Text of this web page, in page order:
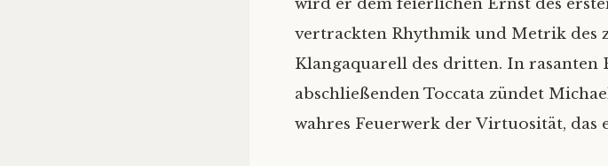
wird er dem feierlichen Ernst des
vertrackten Rhythmik und Metrik des
Klangaquarell des dritten. In rasanten
abschließenden Toccata zündet
wahres Feuerwerk der Virtuosität, das